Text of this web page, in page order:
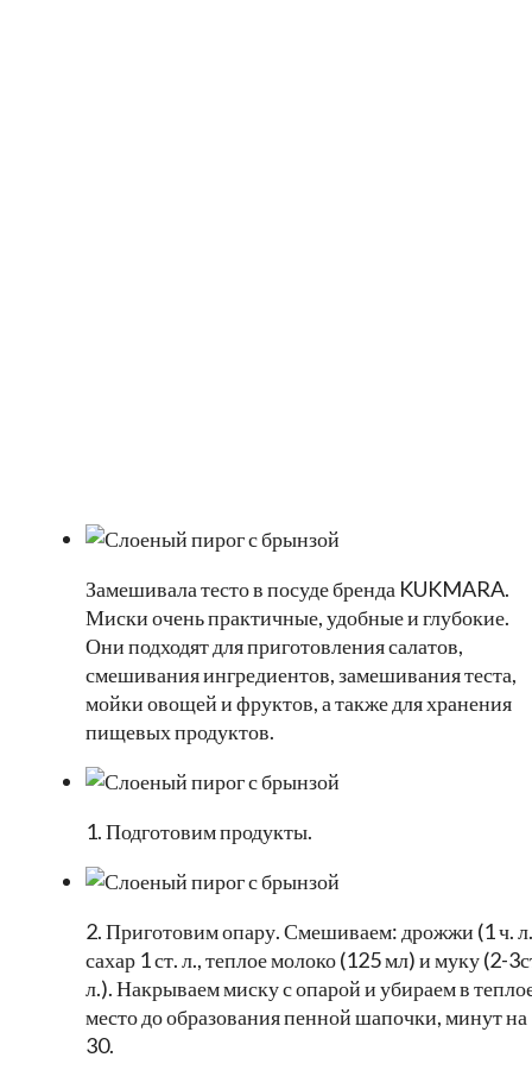
Замешивала тесто в посуде бренда KUKMARA.
Миски очень практичные, удобные и глубокие.
Они подходят для приготовления салатов,
смешивания ингредиентов, замешивания теста,
мойки овощей и фруктов, а также для хранения
пищевых продуктов.
1. Подготовим продукты.
2. Приготовим опару. Смешиваем: дрожжи (1 ч.
сахар 1 ст. л., теплое молоко (125 мл) и муку (2-
л.). Накрываем миску с опарой и убираем в
место до образования пенной шапочки, минут на
30.